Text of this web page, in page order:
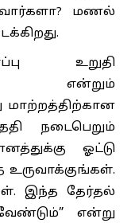
மணல்
உறுதி
என்றும்
மாற்றத்திற்கான
நடைபெறும்
ஓட்டு
உருவாக்குங்கள்.
இந்த தேர்தல்
என்று